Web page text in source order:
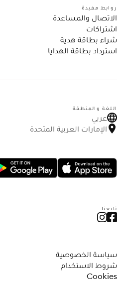
روابط مفيدة
الاتصال والمساعدة
اشتراكات
شراء بطاقة هدية
استرداد بطاقة الهدايا
اللغة والمنطقة
عربي
الإمارات العربية المتحدة
تابعنا
سياسة الخصوصية
شروط الاستخدام
Cookies